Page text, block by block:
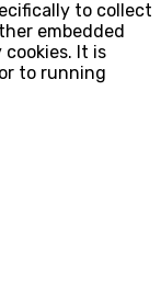
to collect
embedded
It is
to running